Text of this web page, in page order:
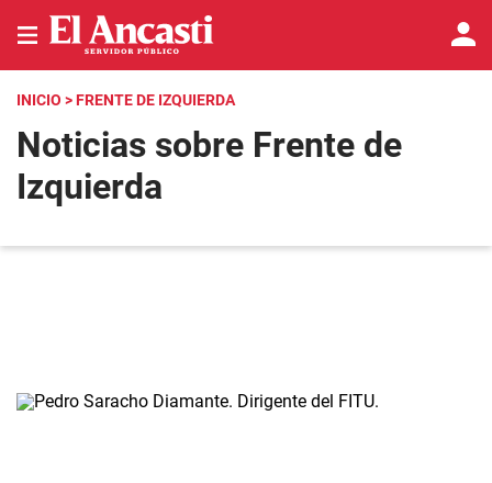
INICIO > FRENTE DE IZQUIERDA
Noticias sobre Frente de
Izquierda